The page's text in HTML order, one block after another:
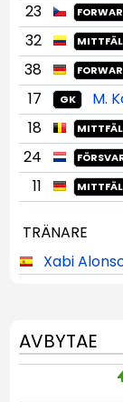
23
32
38
17
GK
M.
18
24
11
TRÄNARE
Xabi
AVBYTAE